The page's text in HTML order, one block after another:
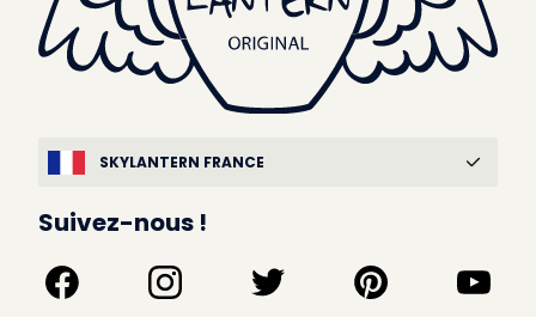
SKYLANTERN FRANCE
Suivez-nous !